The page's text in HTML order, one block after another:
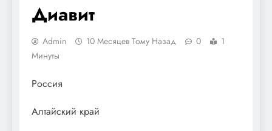
Диавит
Admin 10 Месяцев Тому Назад 0
1
Минуты
Россия
Алтайский край